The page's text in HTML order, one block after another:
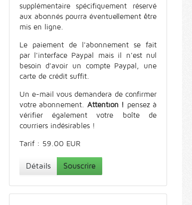
supplémentaire spécifiquement réservé
aux abonnés pourra éventuellement être
mis en ligne.
Le paiement de l'abonnement se fait
par l'interface Paypal mais il n'est nul
besoin d'avoir un compte Paypal, une
carte de crédit suffit.
Un e-mail vous demandera de confirmer
votre abonnement. Attention ! pensez à
vérifier également votre boîte de
courriers indésirables !
Tarif : 59.00 EUR
Détails Souscrire